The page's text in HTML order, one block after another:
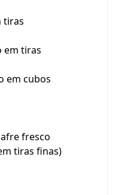
tiras
em tiras
em cubos
fresco
tiras finas)